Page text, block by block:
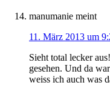
manumanie meint
11. März 2013 um
Sieht total lecker
gesehen. Und da
weiss ich auch was